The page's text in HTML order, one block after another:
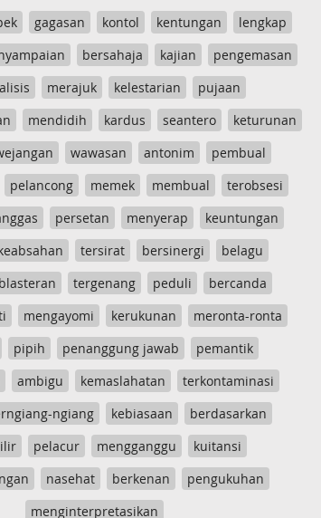
gagasan kontol kentungan
lengkap
bersahaja kajian
pengemasan
merajuk kelestarian
pujaan
mendidih kardus seantero
keturunan
wawasan antonim
pembual
pelancong memek membual
terobsesi
persetan menyerap
keuntungan
tersirat bersinergi
belagu
blasteran tergenang peduli
bercanda
mengayomi kerukunan
meronta-ronta
pipih penanggung jawab
pemantik
ambigu kemaslahatan
terkontaminasi
ngiang kebiasaan
berdasarkan
pelacur mengganggu
kuitansi
nasehat berkenan
pengukuhan
menginterpretasikan